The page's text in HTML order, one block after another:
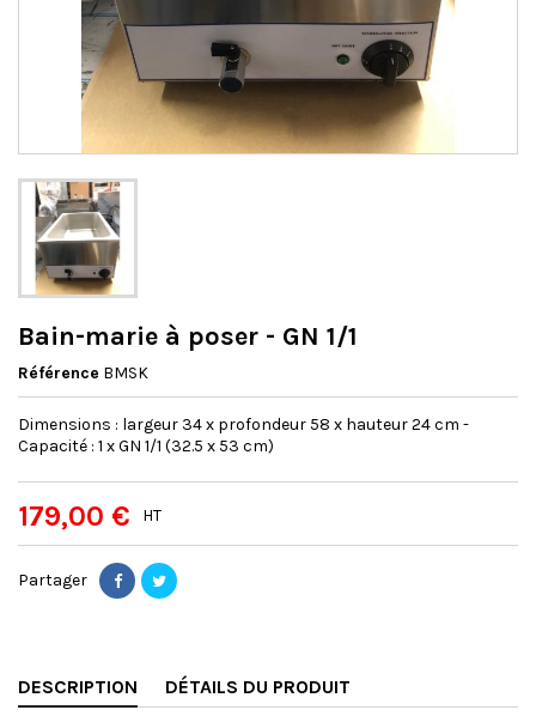
Bain-marie à poser - GN 1/1
Référence BMSK
Dimensions : largeur 34 x profondeur 58 x hauteur 24 cm -
Capacité : 1 x GN 1/1 (32.5 x 53 cm)
179,00 € HT
Partager
DESCRIPTION DÉTAILS DU PRODUIT